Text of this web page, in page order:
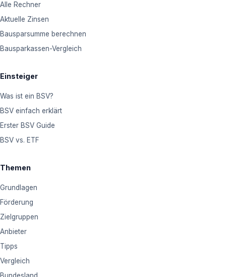
Alle Rechner
Aktuelle Zinsen
Bausparsumme berechnen
Bausparkassen-Vergleich
Einsteiger
Was ist ein BSV?
BSV einfach erklärt
Erster BSV Guide
BSV vs. ETF
Themen
Grundlagen
Förderung
Zielgruppen
Anbieter
Tipps
Vergleich